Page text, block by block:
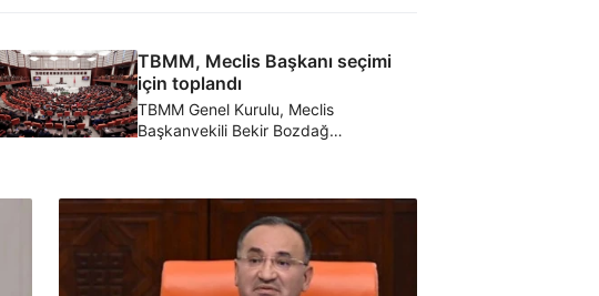
bir şekilde kahkaha atması üzerine
TBMM Başkanvekili Bekir Bozdağ,
konuşan milletvekilini dışarıya davet
etti.
TBMM, Meclis Başkanı seçimi
için toplandı
TBMM Genel Kurulu, Meclis
Başkanvekili Bekir Bozdağ